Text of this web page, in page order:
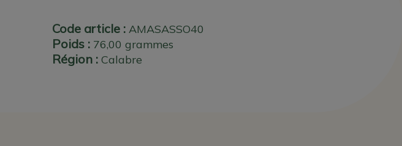
Code article : AMASASSO40
Poids : 76,00 grammes
Région : Calabre